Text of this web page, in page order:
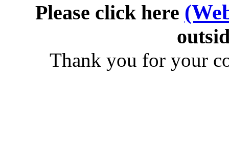
Please click here
Thank you for your